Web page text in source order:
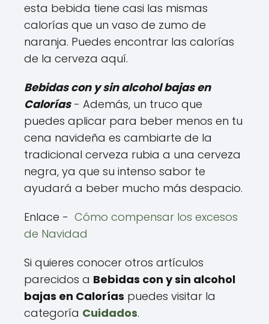
esta bebida tiene casi las mismas
calorías que un vaso de zumo de
naranja. Puedes encontrar las calorías
de la cerveza aquí.
Bebidas con y sin alcohol bajas en
Calorías- Además, un truco que
puedes aplicar para beber menos en tu
cena navideña es cambiarte de la
tradicional cerveza rubia a una cerveza
negra, ya que su intenso sabor te
ayudará a beber mucho más despacio.
Enlace - Cómo compensar los excesos
de Navidad
Si quieres conocer otros artículos
parecidos a Bebidas con y sin alcohol
bajas en Calorías puedes visitar la
categoría Cuidados.